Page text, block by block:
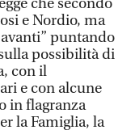
che secondo
e Nordio, ma
puntando
possibilità di
con il
e con alcune
in flagranza
la Famiglia, la